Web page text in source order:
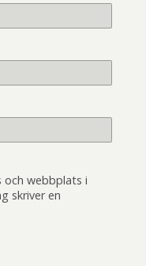
och webbplats i
skriver en